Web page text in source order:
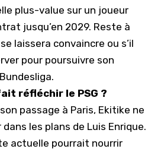
plus-value sur un joueur
jusqu’en 2029. Reste à
laissera convaincre ou s’il
pour poursuivre son
réfléchir le PSG ?
passage à Paris, Ekitike ne
les plans de Luis Enrique.
actuelle pourrait nourrir